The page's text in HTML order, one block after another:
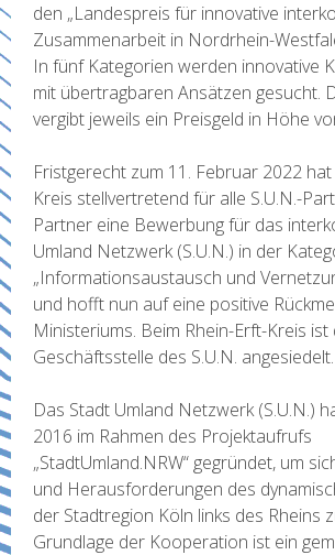
den „Landespreis für innovative
Zusammenarbeit in Nordrhein-
In fünf Kategorien werden innovative
mit übertragbaren Ansätzen gesucht.
vergibt jeweils ein Preisgeld in Höhe
Fristgerecht zum 11. Februar 2022
Kreis stellvertretend für alle S.U.N.-
Partner eine Bewerbung für das
Umland Netzwerk (S.U.N.) in der
„Informationsaustausch und
und hofft nun auf eine positive
Ministeriums. Beim Rhein-Erft-Kreis ist
Geschäftsstelle des S.U.N. angesiedelt.
Das Stadt Umland Netzwerk (S.U.N.)
2016 im Rahmen des Projektaufrufs
„StadtUmland.NRW“ gegründet, um
und Herausforderungen des
der Stadtregion Köln links des Rheins
Grundlage der Kooperation ist ein